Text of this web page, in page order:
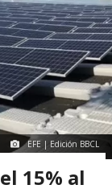
EFE | Edición BBCL
15% al